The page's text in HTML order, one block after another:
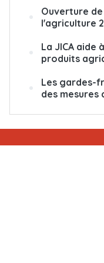
Ouverture
l'agriculture
La JICA aide
produits
Les gardes-
des mesures